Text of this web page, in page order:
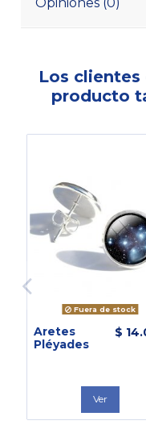
Opiniones (0)
Los
producto
Fuera de stock
Aretes
Pléyades
$
Ver